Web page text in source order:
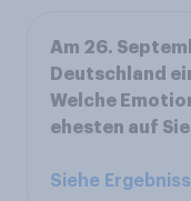
Am 26.
Deutschland
Welche
ehesten auf
Siehe